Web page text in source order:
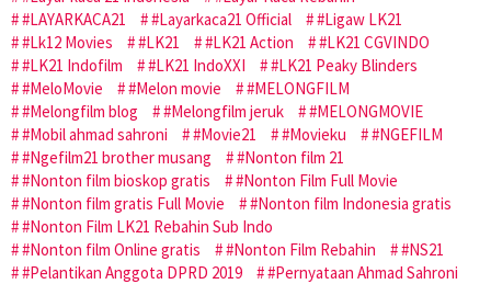
#LAYARKACA21
#Layarkaca21 Official
#Ligaw LK21
#Lk12 Movies
#LK21 #LK21 Action
#LK21 CGVINDO
#LK21 Indofilm
#LK21 IndoXXI
#LK21 Peaky Blinders
#MeloMovie
#Melon movie
#MELONGFILM
#Melongfilm blog
#Melongfilm jeruk
#MELONGMOVIE
#Mobil ahmad sahroni
#Movie21 #Movieku
#NGEFILM
#Ngefilm21 brother musang
#Nonton film 21
#Nonton film bioskop gratis
#Nonton Film Full Movie
#Nonton film gratis Full Movie
#Nonton film Indonesia gratis
#Nonton Film LK21 Rebahin Sub Indo
#Nonton film Online gratis
#Nonton Film Rebahin
#NS21
#Pelantikan Anggota DPRD 2019
#Pernyataan Ahmad Sahroni